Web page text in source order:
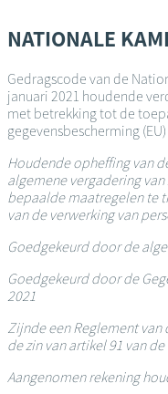
en
naar
inhoud
gaan
NATIONALE
Gedragscode van de
januari 2021 houdende
met betrekking tot de
gegevensbescherming
Houdende opheffing van
algemene vergadering
bepaalde maatregelen te
van de verwerking van
Goedgekeurd door de
Goedgekeurd door de
2021
Zijnde een Reglement
de zin van artikel 91 van
Aangenomen rekening